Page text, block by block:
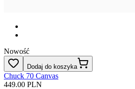
Nowość
Dodaj do koszyka
Chuck 70 Canvas
449.00 PLN